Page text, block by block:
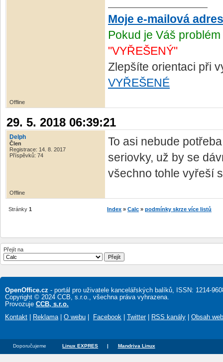
Moje e-mailová
Pokud je Váš
"VYŘEŠENÝ"
Zlepšíte orientaci při
VYŘEŠENÉ
Offline
29. 5. 2018 06:39:21
Delph
Člen
Registrace: 14. 8. 2017
Příspěvků: 74
To asi nebude
seriovky, už by se
všechno tohle vyřeší
Offline
Stránky 1 Index » Calc » podmínky skrze více listů
Přejít na
OpenOffice.cz - portál pro uživatele kancelářských balíků, ISSN: 1214-
Copyright © 2024 CCB, s.r.o., všechna práva vyhrazena.
Provozuje CCB, s.r.o.
Kontakt
Reklama| O webu Facebook Twitter| RSS kanály Obsah
Doporučujeme Linux EXPRES | Mandriva Linux